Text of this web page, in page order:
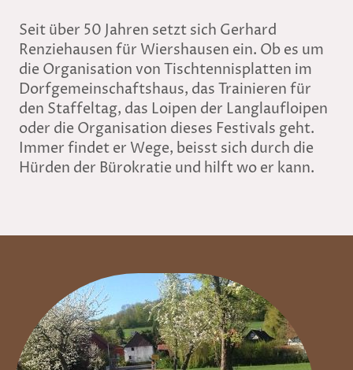
Seit über 50 Jahren setzt sich Gerhard
Renziehausen für Wiershausen ein. Ob es um
die Organisation von Tischtennisplatten im
Dorfgemeinschaftshaus, das Trainieren für
den Staffeltag, das Loipen der Langlaufloipen
oder die Organisation dieses Festivals geht.
Immer findet er Wege, beisst sich durch die
Hürden der Bürokratie und hilft wo er kann.